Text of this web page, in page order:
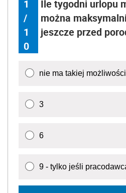
1
/
1
0
Ile tygodni urlopu
można
jeszcze przed
nie ma takiej możliwości
3
6
9 - tylko jeśli